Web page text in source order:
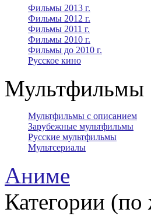
Фильмы 2013 г.
Фильмы 2012 г.
Фильмы 2011 г.
Фильмы 2010 г.
Фильмы до 2010 г.
Русское кино
Мультфильмы
Мультфильмы с описанием
Зарубежные мультфильмы
Русские мультфильмы
Мультсериалы
Аниме
Категории